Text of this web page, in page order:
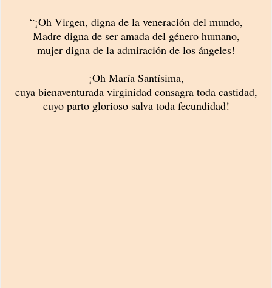
“¡Oh Virgen, digna de la veneración del mundo,
Madre digna de ser amada del género humano,
mujer digna de la admiración de los ángeles!
¡Oh María Santísima,
cuya bienaventurada virginidad consagra toda castidad,
cuyo parto glorioso salva toda fecundidad!